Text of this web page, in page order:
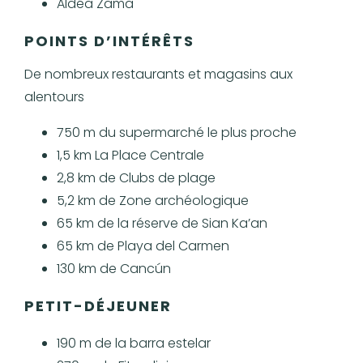
POINTS D’INTÉRÊTS
De nombreux restaurants et magasins aux
alentours
750 m du supermarché le plus proche
1,5 km La Place Centrale
2,8 km de Clubs de plage
5,2 km de Zone archéologique
65 km de la réserve de Sian Ka’an
65 km de Playa del Carmen
130 km de Cancún
PETIT-DÉJEUNER
190 m de la barra estelar